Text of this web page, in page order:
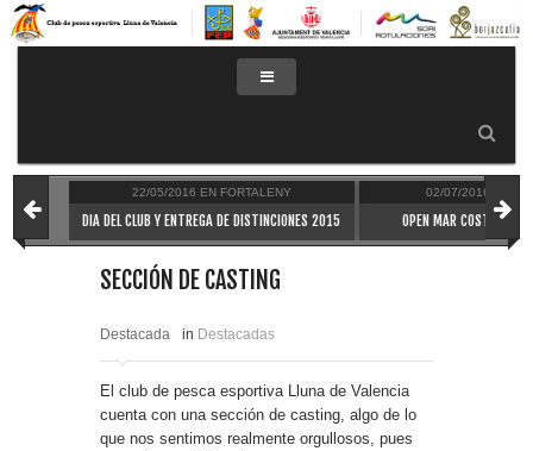
22/05/2016 EN FORTALENY
DIA DEL CLUB Y ENTREGA DE DISTINCIONES 2015
02/07/2016
OPEN MAR COSTA
SECCIÓN DE CASTING
Destacada in Destacadas
El club de pesca esportiva Lluna de Valencia
cuenta con una sección de casting, algo de lo
que nos sentimos realmente orgullosos, pues